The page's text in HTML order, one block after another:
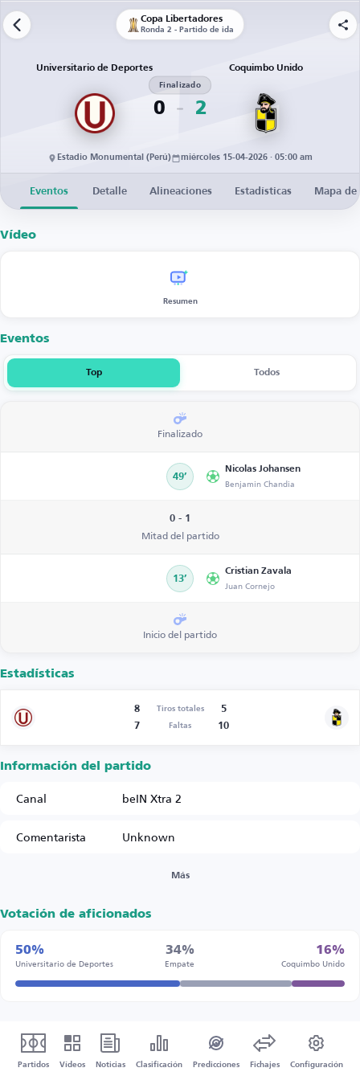
Copa Libertadores
Ronda 2 - Partido de ida
Universitario de Deportes
0
Finalizado
2
Coquimbo Unido
Estadio Monumental (Perú) miércoles 15-04-2026 · 05:00 am
Eventos Detalle Alineaciones Estadísticas Mapa
Vídeo
Resumen
Eventos
Top Todos
Finalizado
49’
Nicolas Johansen
Benjamin Chandia
0 - 1
Mitad del partido
13’
Cristian Zavala
Juan Cornejo
Inicio del partido
Estadísticas
8 Tiros totales
5
7
Faltas 10
Información del partido
Canal
beIN Xtra 2
Comentarista
Unknown
Más
Votación de aficionados
50%
Universitario de Deportes
34%
Empate
16%
Coquimbo Unido
Partidos Vídeos Noticias Clasificación Predicciones Fichajes Configuración